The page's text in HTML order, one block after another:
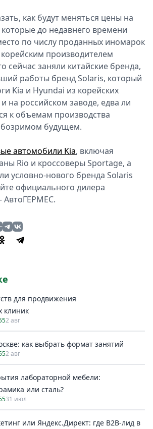
как будут меняться цены на
до недавнего времени
по числу проданных иномарок
производителем
сейчас заняли китайские бренда,
работы бренд Solaris, который
Kia и Hyundai из корейских
на российском заводе, едва ли
к объемам производства
будущем.
автомобили Kia, включая
Rio и кроссоверы Sportage, а
условно-нового бренда Solaris
официального дилера
АвтоГЕРМЕС.
для продвижения
клиник
2 авг
как выбрать формат занятий
2 авг
лабораторной мебели:
или сталь?
31 июл
или Яндекс.Директ: где B2B-лид в